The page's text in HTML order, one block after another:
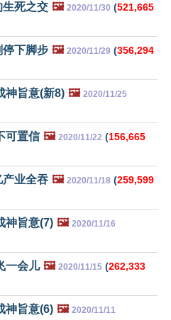
生死之交 🖼️ 2020/11/30 (521,665
停下脚步 🖼️ 2020/11/29 (356,294
神旨意(新8) 🖼️ 2020/11/25
可置信 🖼️ 2020/11/22 (156,665
产业全吞 🖼️ 2020/11/18 (259,599
神旨意(7) 🖼️ 2020/11/16
一会儿 🖼️ 2020/11/15 (262,333
神旨意(6) 🖼️ 2020/11/11